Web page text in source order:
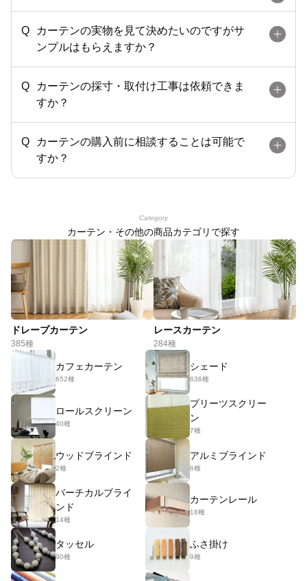
カーテンの実物を見て決めたいのですがサ
ンプルはもらえますか？
カーテンの採寸・取付け工事は依頼できま
すか？
カーテンの購入前に相談することは可能で
すか？
Category
カーテン・その他の商品カテゴリで探す
ドレープカーテン
385種
レースカーテン
284種
カフェカーテン
652種
シェード
636種
ロールスクリーン
40種
プリーツスクリー
ン
7種
ウッドブラインド
2種
アルミブラインド
6種
バーチカルブライ
ンド
14種
カーテンレール
18種
タッセル
90種
ふさ掛け
9種